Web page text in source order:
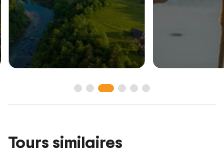
Tours similaires